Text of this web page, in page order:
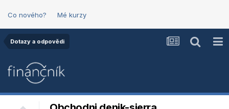
Co nového? Mé kurzy
Dotazy a odpovědi